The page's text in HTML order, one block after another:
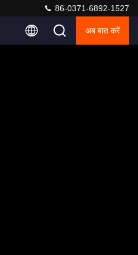
86-0371-6892-1527
अब बात करें